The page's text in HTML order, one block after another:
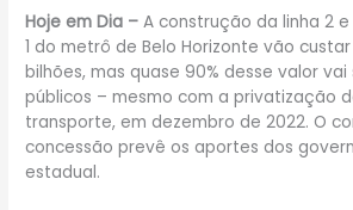
Hoje em Dia – A construção da linha 2
1 do metrô de Belo Horizonte vão custar
bilhões, mas quase 90% desse valor
públicos – mesmo com a privatização
transporte, em dezembro de 2022. O
concessão prevê os aportes dos
estadual.